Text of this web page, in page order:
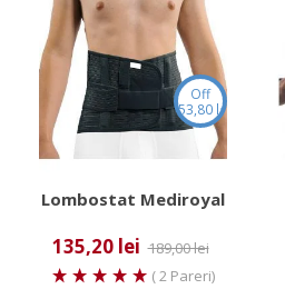
Off
53,80 lei
Lombostat Mediroyal
135,20 lei 189,00 lei
( 2 Pareri)